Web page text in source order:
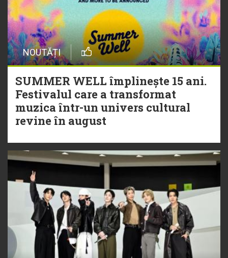
NOUTĂȚI
SUMMER WELL împlinește 15 ani.
Festivalul care a transformat
muzica într-un univers cultural
revine în august